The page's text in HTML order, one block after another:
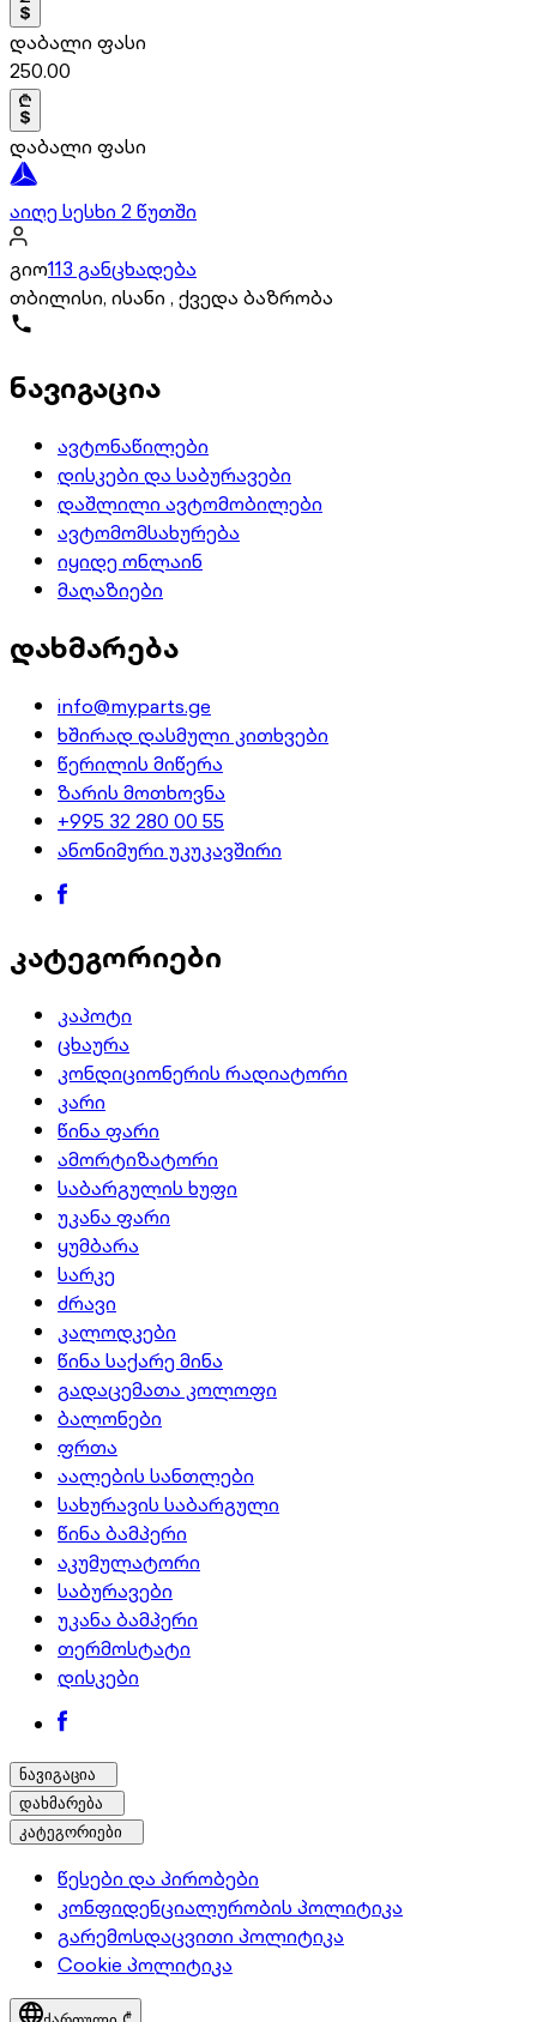
დაბალი ფასი
250.00
დაბალი ფასი
აიღე სესხი 2 წუთში
გიო113 განცხადება
თბილისი, ისანი , ქვედა ბაზრობა
ნავიგაცია
ავტონაწილები
დისკები და საბურავები
დაშლილი ავტომობილები
ავტომომსახურება
იყიდე ონლაინ
მაღაზიები
დახმარება
info@myparts.ge
ხშირად დასმული კითხვები
წერილის მიწერა
ზარის მოთხოვნა
+995 32 280 00 55
ანონიმური უკუკავშირი
კატეგორიები
კაპოტი
ცხაურა
კონდიციონერის რადიატორი
კარი
წინა ფარი
ამორტიზატორი
საბარგულის ხუფი
უკანა ფარი
ყუმბარა
სარკე
ძრავი
კალოდკები
წინა საქარე მინა
გადაცემათა კოლოფი
ბალონები
ფრთა
აალების სანთლები
სახურავის საბარგული
წინა ბამპერი
აკუმულატორი
საბურავები
უკანა ბამპერი
თერმოსტატი
დისკები
ნავიგაცია
დახმარება
კატეგორიები
წესები და პირობები
კონფიდენციალურობის პოლიტიკა
გარემოსდაცვითი პოლიტიკა
Cookie პოლიტიკა